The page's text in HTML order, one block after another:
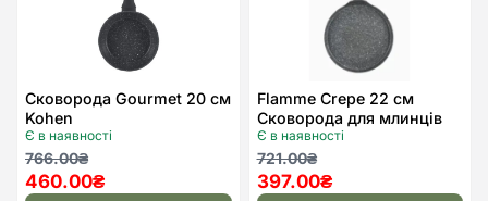
Сковорода Gourmet 20 см
Kohen
Є в наявності
766.00₴
Оригінальна
ціна:
460.00₴
Поточна
ціна:
Flamme Crepe 22 см
Сковорода для млинців
Kohen
Є в наявності
721.00₴
Оригінальна
ціна:
397.00₴
Поточна
ціна: